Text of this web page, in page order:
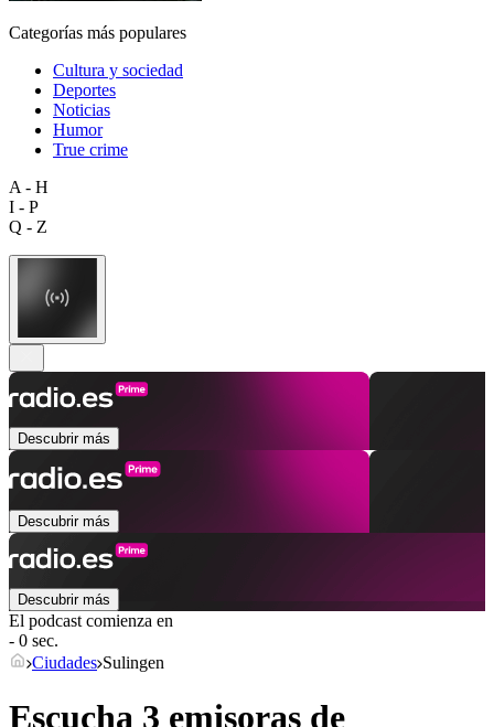
Categorías más populares
Cultura y sociedad
Deportes
Noticias
Humor
True crime
A - H
I - P
Q - Z
Descubrir más
Descubrir más
Descubrir más
El podcast comienza en
- 0 sec.
Ciudades Sulingen
Escucha 3 emisoras de